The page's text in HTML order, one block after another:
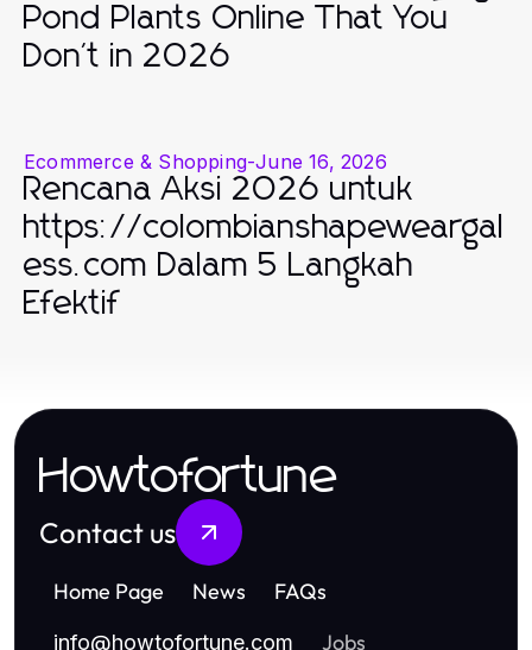
Pond Plants Online That You
Don't in 2026
Ecommerce & Shopping-June 16, 2026
Rencana Aksi 2026 untuk
https://colombianshapeweargal
ess.com Dalam 5 Langkah
Efektif
Howtofortune
Contact us
Home Page News FAQs
info@howtofortune.com Jobs